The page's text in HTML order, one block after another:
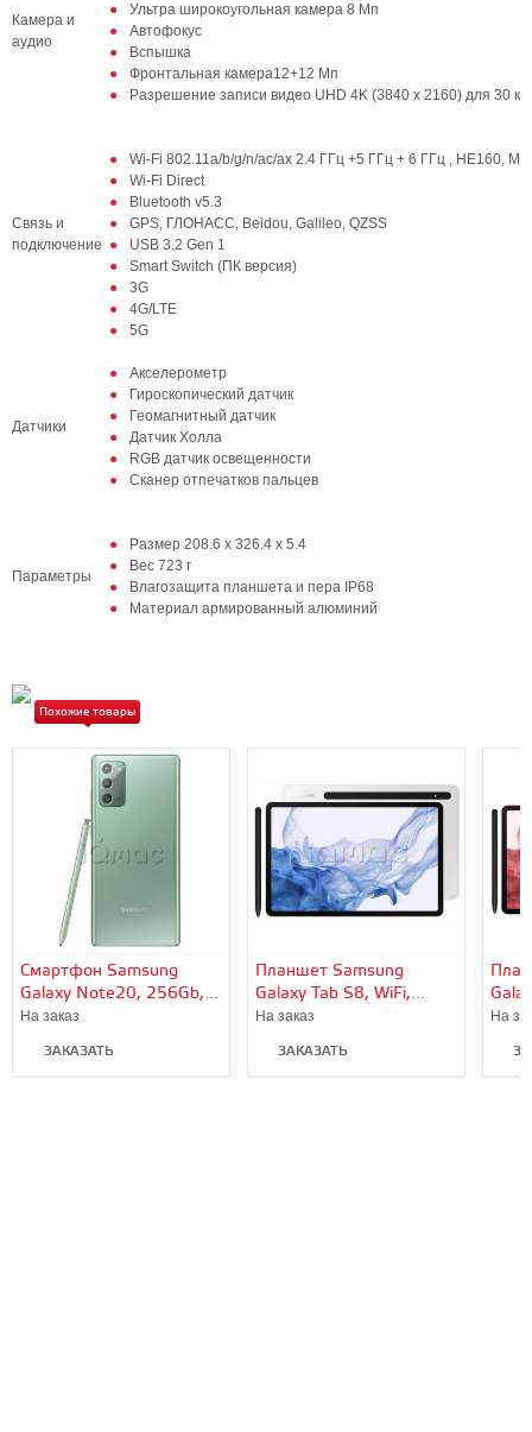
Камера и
аудио
Ультра широкоугольная камера 8 Мп
Автофокус
Вспышка
Фронтальная камера12+12 Мп
Разрешение записи видео UHD 4K (3840 x 2160) для 30
Связь и
подключение
Wi-Fi 802.11a/b/g/n/ac/ax 2.4 ГГц +5 ГГц + 6 ГГц , HE160,
Wi-Fi Direct
Bluetooth v5.3
GPS, ГЛОНАСС, Beidou, Galileo, QZSS
USB 3.2 Gen 1
Smart Switch (ПК версия)
3G
4G/LTE
5G
Датчики
Акселерометр
Гироскопический датчик
Геомагнитный датчик
Датчик Холла
RGB датчик освещенности
Сканер отпечатков пальцев
Параметры
Размер 208.6 x 326.4 x 5.4
Вес 723 г
Влагозащита планшета и пера IP68
Материал армированный алюминий
Похожие товары
Смартфон Samsung
Galaxy Note20, 256Gb,
Mystic Green/Мятный
На заказ
ЗАКАЗАТЬ
Планшет Samsung
Galaxy Tab S8, WiFi,
128Gb, Серебро
На заказ
ЗАКАЗАТЬ
На